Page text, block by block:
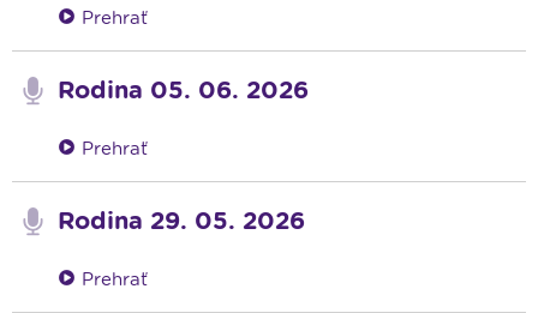
Prehrať
Rodina 05. 06. 2026
Prehrať
Rodina 29. 05. 2026
Prehrať